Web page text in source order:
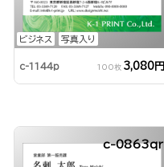
ビジネス 写真入り
c-1144p 100枚 3,080円
c-0863qr